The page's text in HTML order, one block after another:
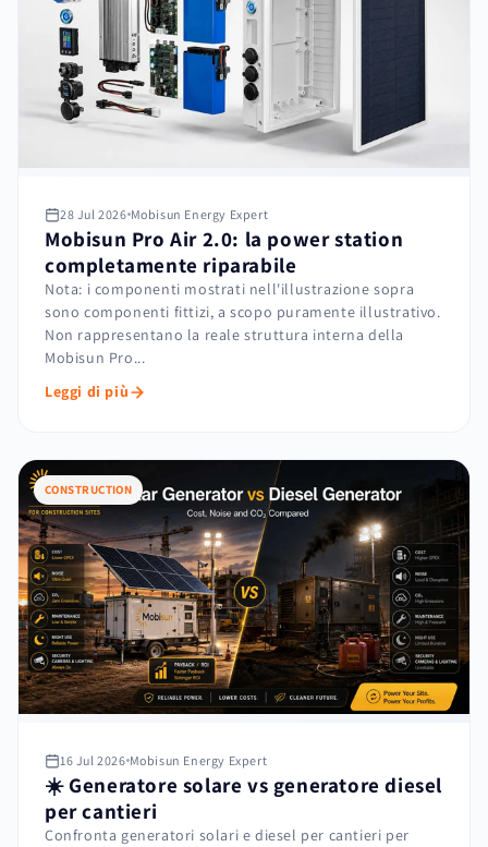
28 Jul 2026 Mobisun Energy Expert
Mobisun Pro Air 2.0: la power station
completamente riparabile
Nota: i componenti mostrati nell'illustrazione sopra
sono componenti fittizi, a scopo puramente illustrativo.
Non rappresentano la reale struttura interna della
Mobisun Pro...
Leggi di più
CONSTRUCTION
16 Jul 2026 Mobisun Energy Expert
☀️ Generatore solare vs generatore diesel
per cantieri
Confronta generatori solari e diesel per cantieri per